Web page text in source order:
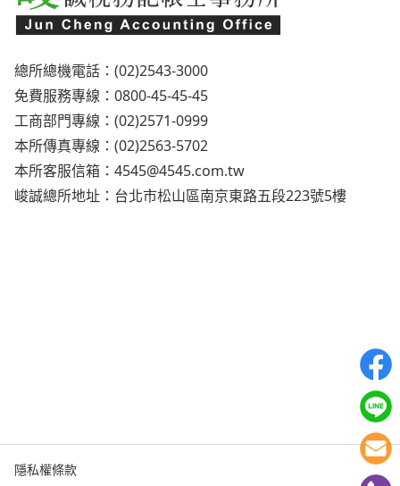
總所總機電話：(02)2543-3000
免費服務專線：0800-45-45-45
工商部門專線：(02)2571-0999
本所傳真專線：(02)2563-5702
本所客服信箱： 4545@4545.com.tw
峻誠總所地址：台北市松山區南京東路五段223號5樓
隱私權條款